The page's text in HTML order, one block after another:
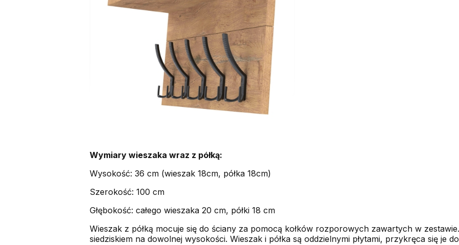
Wymiary wieszaka wraz z półką:
Wysokość: 36 cm (wieszak 18cm, półka 18cm)
Szerokość: 100 cm
Głębokość: całego wieszaka 20 cm, półki 18 cm
Wieszak z półką mocuje się do ściany za pomocą kołków rozporowych zawartych w
siedziskiem na dowolnej wysokości. Wieszak i półka są oddzielnymi płytami, przykręca się je